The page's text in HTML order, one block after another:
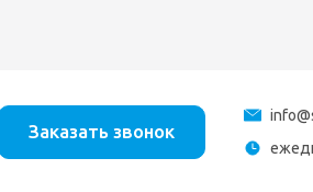
Заказать звонок